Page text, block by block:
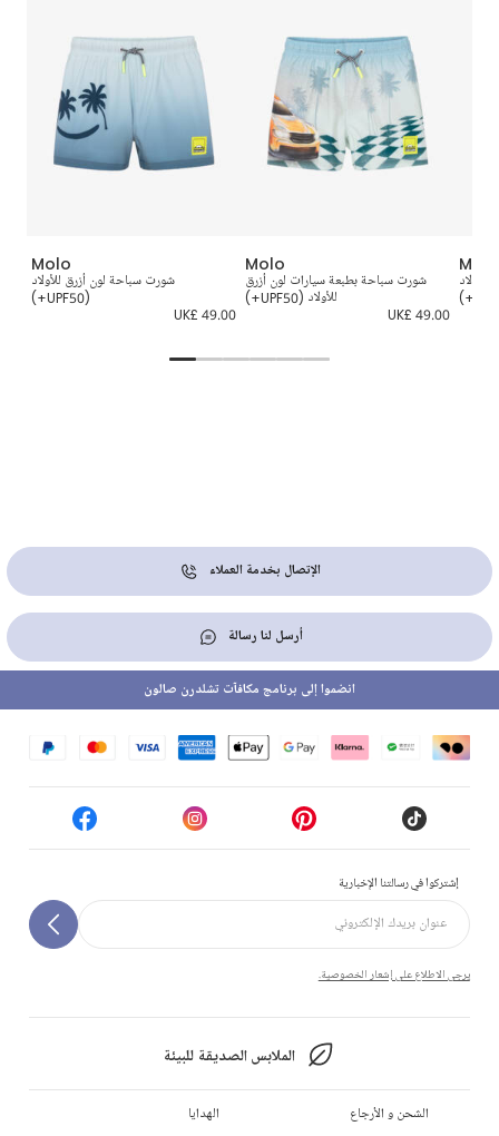
Molo
شورت سباحة لون أزرق للأولاد
(UPF50+)
UK£ 49.00
Molo
شورت سباحة بطبعة سيارات لون أزرق
للأولاد (UPF50+)
UK£ 49.00
Molo
الإتصال بخدمة العملاء
أرسل لنا رسالة
إشتركوا في رسالتنا الإخبارية
يرجى الاطلاع على إشعار الخصوصية.
الملابس الصديقة للبيئة
انضموا إلى برنامج مكافآت تشلدرن صالون
الشحن و الأرجاع الهدايا